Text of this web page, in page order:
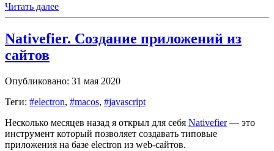
Читать далее
Nativefier. Создание приложений из
сайтов
Опубликовано: 31 мая 2020
Теги: #electron, #macos, #javascript
Несколько месяцев назад я открыл для себя Nativefier— это
инструмент который позволяет создавать типовые
приложения на базе electron из web-сайтов.